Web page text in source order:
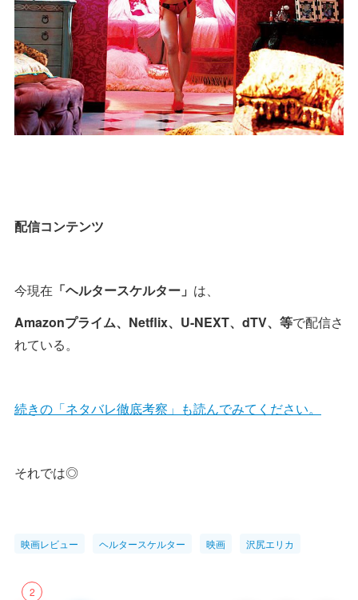
配信コンテンツ
今現在 「ヘルタースケルター」 は、
Amazonプライム、Netflix、U-NEXT、dTV、等で配信さ
れている。
続きの「ネタバレ徹底考察」も読んでみてください。
それでは◎
映画レビュー ヘルタースケルター 映画 沢尻エリカ
2